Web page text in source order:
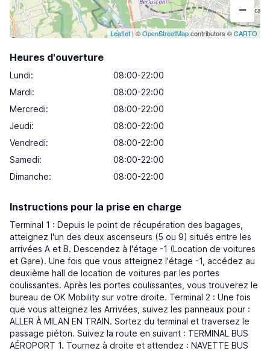
−
Leaflet | ©OpenStreetMapcontributors ©CARTO
Heures d'ouverture
Lundi:
08:00-22:00
Mardi:
08:00-22:00
Mercredi:
08:00-22:00
Jeudi:
08:00-22:00
Vendredi:
08:00-22:00
Samedi:
08:00-22:00
Dimanche: 08:00-22:00
Instructions pour la prise en charge
Terminal 1 : Depuis le point de récupération des bagages,
atteignez l'un des deux ascenseurs (5 ou 9) situés entre les
arrivées A et B. Descendez à l'étage -1 (Location de voitures
et Gare). Une fois que vous atteignez l'étage -1, accédez au
deuxième hall de location de voitures par les portes
coulissantes. Après les portes coulissantes, vous trouverez le
bureau de OK Mobility sur votre droite. Terminal 2 : Une fois
que vous atteignez les Arrivées, suivez les panneaux pour :
ALLER À MILAN EN TRAIN. Sortez du terminal et traversez le
passage piéton. Suivez la route en suivant : TERMINAL BUS
AÉROPORT 1. Tournez à droite et attendez : NAVETTE BUS